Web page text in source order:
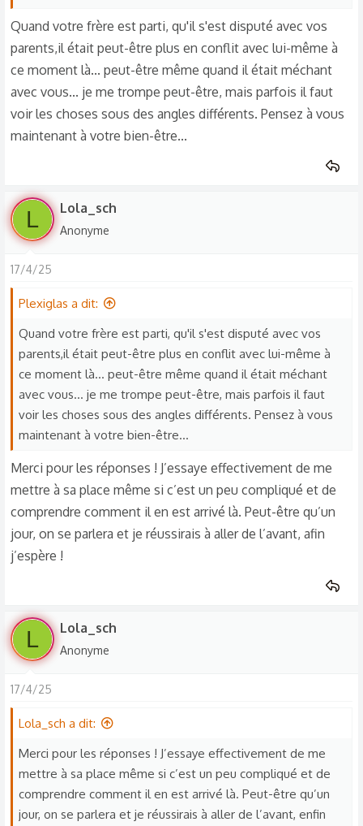
haut de la grande échelle ! Vous allez dominer la monde...
Quand votre frère est parti, qu'il s'est disputé avec vos
parents,il était peut-être plus en conflit avec lui-même à
ce moment là... peut-être même quand il était méchant
avec vous... je me trompe peut-être, mais parfois il faut
voir les choses sous des angles différents. Pensez à vous
maintenant à votre bien-être...
L Lola_sch
Anonyme
17/4/25
Plexiglas a dit:
Quand votre frère est parti, qu'il s'est disputé avec vos
parents,il était peut-être plus en conflit avec lui-même à
ce moment là... peut-être même quand il était méchant
avec vous... je me trompe peut-être, mais parfois il faut
voir les choses sous des angles différents. Pensez à vous
maintenant à votre bien-être...
Merci pour les réponses ! J’essaye effectivement de me
mettre à sa place même si c’est un peu compliqué et de
comprendre comment il en est arrivé là. Peut-être qu’un
jour, on se parlera et je réussirais à aller de l’avant, afin
j’espère !
L Lola_sch
Anonyme
17/4/25
Lola_sch a dit:
Merci pour les réponses ! J’essaye effectivement de me
mettre à sa place même si c’est un peu compliqué et de
comprendre comment il en est arrivé là. Peut-être qu’un
jour, on se parlera et je réussirais à aller de l’avant, enfin